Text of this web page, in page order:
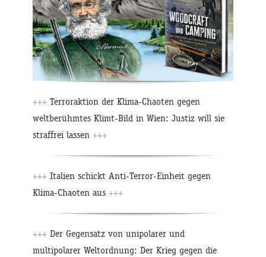
+++ Terroraktion der Klima-Chaoten gegen
weltberühmtes Klimt-Bild in Wien: Justiz will sie
straffrei lassen +++
+++ Italien schickt Anti-Terror-Einheit gegen
Klima-Chaoten aus +++
+++ Der Gegensatz von unipolarer und
multipolarer Weltordnung: Der Krieg gegen die